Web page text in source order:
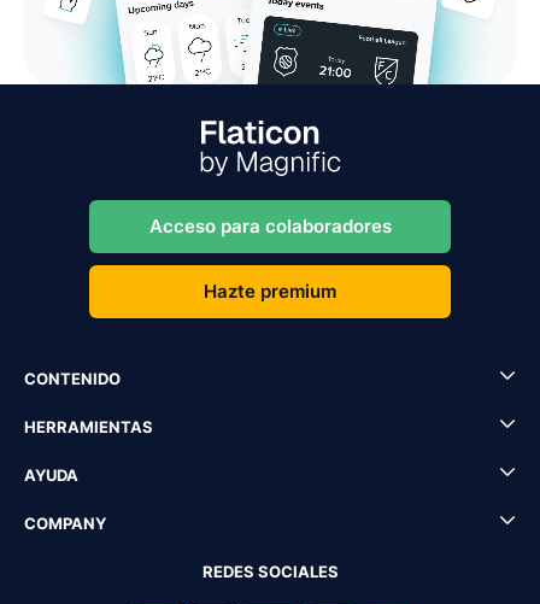
Acceso para colaboradores
Hazte premium
CONTENIDO
HERRAMIENTAS
AYUDA
COMPANY
REDES SOCIALES